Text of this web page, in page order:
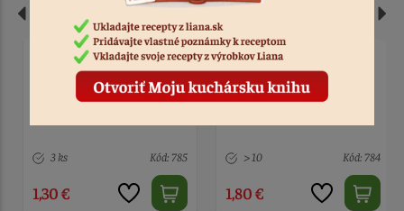
Formičky na tartaletky
> 10 Kód: 784
1,80 €
Formičky na tartaletky
6 ks Kód: 926
1,90 €